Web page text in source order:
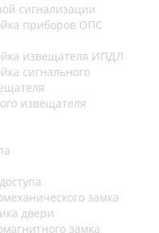
сигнализации
приборов ОПС
извещателя ИПДЛ
сигнального
извещателя
замка
двери
замка